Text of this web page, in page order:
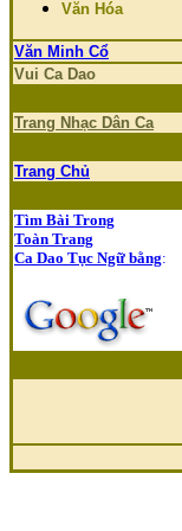
Văn Hóa
Văn Minh Cổ
Vui Ca Dao
Trang Nhạc Dân Ca
Trang Chủ
Tìm Bài Trong
Toàn Trang
Ca Dao Tục Ngữ bằng: